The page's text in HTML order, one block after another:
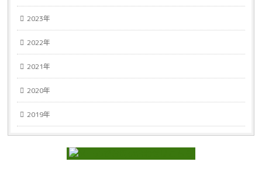
2023年
2022年
2021年
2020年
2019年